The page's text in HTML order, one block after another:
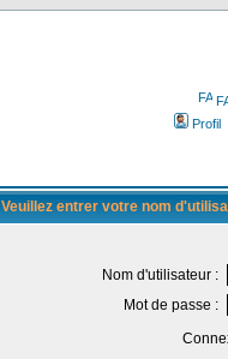
Profil
Veuillez entrer votre nom
Nom d'utilisateur :
Mot de passe :